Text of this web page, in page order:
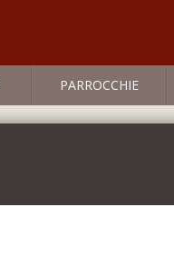
PARROCCHIE